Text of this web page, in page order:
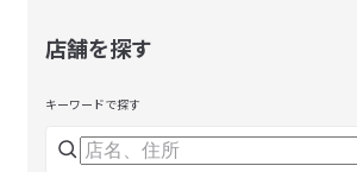
店舗を探す
キーワードで探す